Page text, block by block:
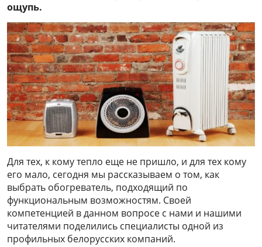
ощупь.
Для тех, к кому тепло еще не пришло, и для тех кому
его мало, сегодня мы рассказываем о том, как
выбрать обогреватель, подходящий по
функциональным возможностям. Своей
компетенцией в данном вопросе с нами и нашими
читателями поделились специалисты одной из
профильных белорусских компаний.